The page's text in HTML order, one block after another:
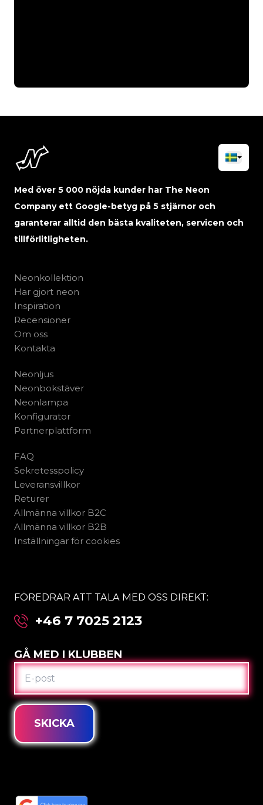
Med över 5 000 nöjda kunder har The Neon
Company ett Google-betyg på 5 stjärnor och
garanterar alltid den bästa kvaliteten, servicen och
tillförlitligheten.
Neonkollektion
Har gjort neon
Inspiration
Recensioner
Om oss
Kontakta
Neonljus
Neonbokstäver
Neonlampa
Konfigurator
Partnerplattform
FAQ
Sekretesspolicy
Leveransvillkor
Returer
Allmänna villkor B2C
Allmänna villkor B2B
Inställningar för cookies
FÖREDRAR ATT TALA MED OSS DIREKT:
+46 7 7025 2123
GÅ MED I KLUBBEN
E-
POST
SKICKA